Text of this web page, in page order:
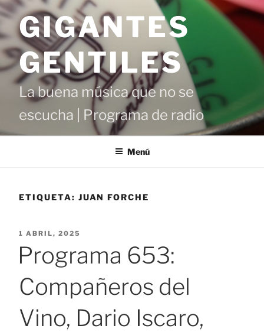
Saltar
contenido
GIGANTES
GENTILES
La buena música que no se
escucha | Programa de radio
Menú
ETIQUETA: JUAN FORCHE
PUBLICADO
1 ABRIL, 2025
Programa 653:
Compañeros del
Vino, Dario Iscaro,